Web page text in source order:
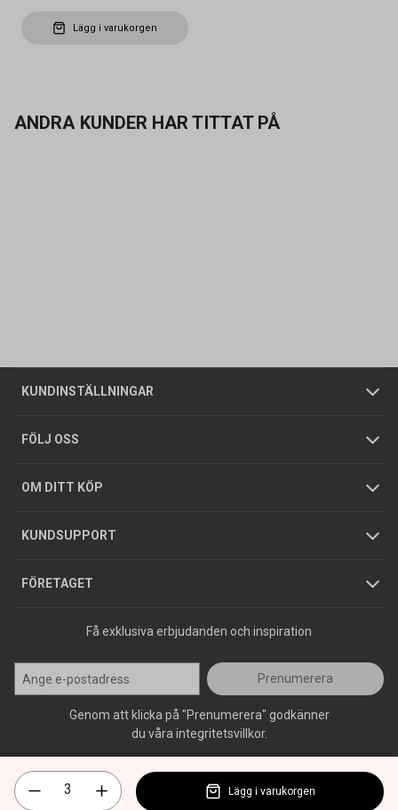
Lägg i varukorgen
ANDRA KUNDER HAR TITTAT PÅ
KUNDINSTÄLLNINGAR
Företagskund / Privatkund
FÖLJ OSS
OM DITT KÖP
Allmänna försäljningsvillkor
Integritetspolicy
GDPR
KUNDSUPPORT
Butiker
Foldrar och kataloger
Köpguider
Varumärken
FÖRETAGET
Om oss
Tjänster
Hållbarhet
Jobba hos oss
Press
Få exklusiva erbjudanden och inspiration
Prenumerera
Genom att klicka på "Prenumerera" godkänner
du våra integritetsvillkor.
Lägg i varukorgen